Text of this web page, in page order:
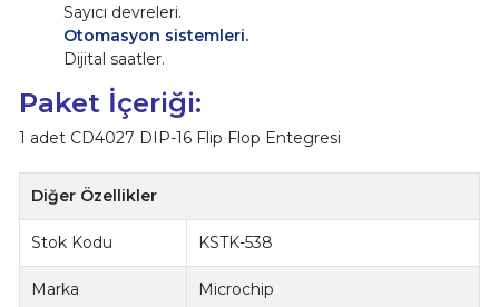
Sayıcı devreleri.
Otomasyon sistemleri.
Dijital saatler.
Paket İçeriği:
1 adet CD4027 DIP-16 Flip Flop Entegresi
Diğer Özellikler
Stok Kodu KSTK-538
Marka Microchip